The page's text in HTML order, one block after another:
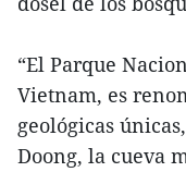
“El Parque
Vietnam, es
geológicas
Doong, la cueva